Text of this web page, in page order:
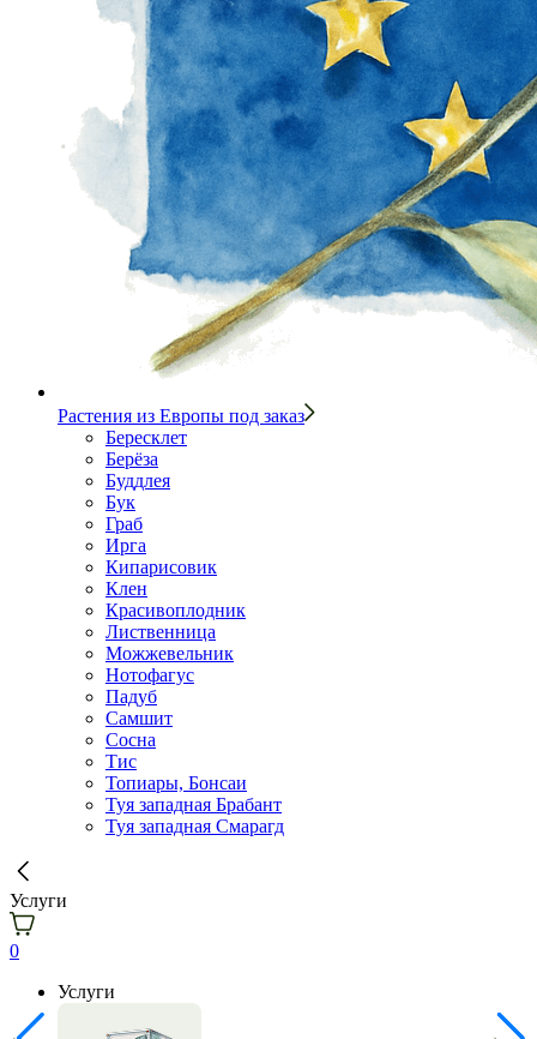
Растения из Европы под заказ
Бересклет
Берёза
Буддлея
Бук
Граб
Ирга
Кипарисовик
Клен
Красивоплодник
Лиственница
Можжевельник
Нотофагус
Падуб
Самшит
Сосна
Тис
Топиары, Бонсаи
Туя западная Брабант
Туя западная Смарагд
Услуги
0
Услуги